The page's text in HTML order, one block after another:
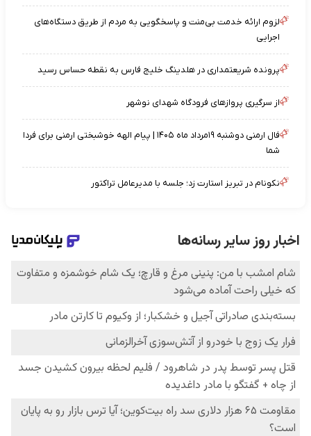
لزوم ارائه خدمت بی‌منت و پاسخگویی به مردم از طریق دستگاه‌های
اجرایی
پرونده شریعتمداری در هلدینگ خلیج فارس به نقطه حساس رسید
از سرگیری پروازهای فرودگاه شهدای نوشهر
فال ارمنی دوشنبه ۱۹مرداد ماه ۱۴۰۵ | پیام الهه خوشبختی ارمنی برای فردا
شما
نکونام در تبریز استارت زد؛ جلسه با مدیرعامل تراکتور